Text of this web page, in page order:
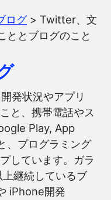
ログ> Twitter、文
とブログのこと
発状況やアプリ
と、携帯電話やス
Play, App
、プログラミング
しています。ガラ
継続しているブ
iPhone開発